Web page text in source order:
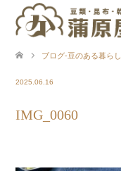
ブログ-豆のある暮らし
2025.06.16
IMG_0060